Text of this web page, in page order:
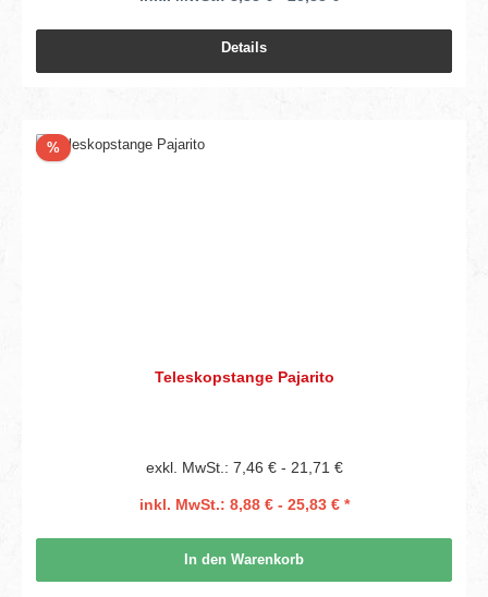
Details
%Rabatt
Teleskopstange Pajarito
exkl. MwSt.: 7,46 € - 21,71 €
inkl. MwSt.: 8,88 € - 25,83 € *
In den Warenkorb